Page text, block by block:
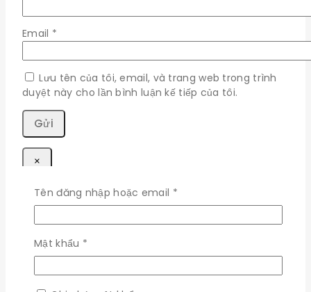
Email *
Lưu tên của tôi, email, và trang web trong trình
duyệt này cho lần bình luận kế tiếp của tôi.
×
Đăng nhập
Tên đăng nhập hoặc email
buộc
Mật khẩu
Tên đăng nhập hoặc email *Bắt
buộc
Mật khẩu *
buộc